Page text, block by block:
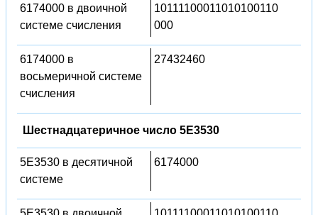
6174000 в двоичной
системе счисления
10111100011010100110
000
6174000 в
восьмеричной системе
счисления
27432460
Шестнадцатеричное число 5E3530
5E3530 в десятичной
системе
6174000